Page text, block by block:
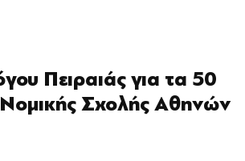
Πειραιάς για τα 50
Σχολής Αθηνών